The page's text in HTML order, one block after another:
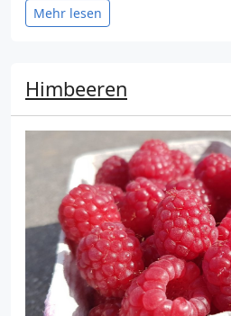
Mehr lesen
Himbeeren